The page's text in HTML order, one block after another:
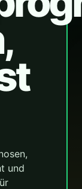
und